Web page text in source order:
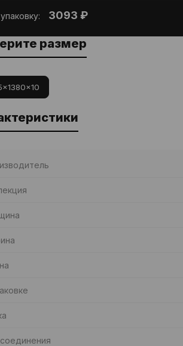
3093 ₽
размер